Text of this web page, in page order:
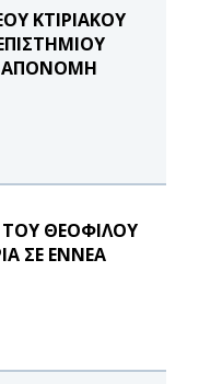
ΚΤΙΡΙΑΚΟΥ
ΑΠΟΝΟΜΗ
ΤΟΥ ΘΕΟΦΙΛΟΥ
ΣΕ ΕΝΝΕΑ